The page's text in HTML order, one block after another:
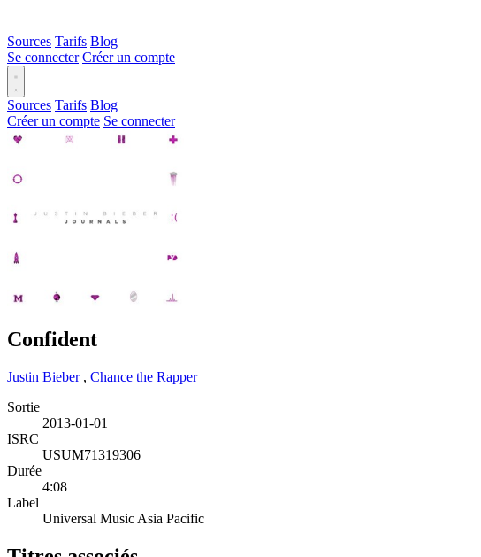
Sources Tarifs Blog
Se connecter Créer un compte
Sources Tarifs Blog
Créer un compte Se connecter
Confident
Justin Bieber, Chance the Rapper
Sortie
2013-01-01
ISRC
USUM71319306
Durée
4:08
Label
Universal Music Asia Pacific